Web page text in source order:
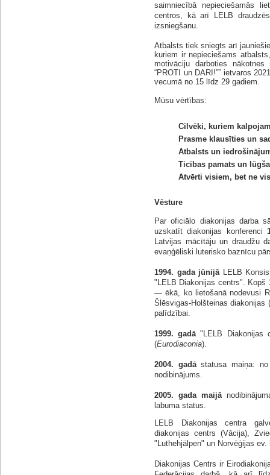
saimniecībā nepieciešamās
centros, kā arī LELB
izsniegšanu.
Atbalsts tiek sniegts arī
kuriem ir nepieciešams
motivāciju darboties
“PROTI un DARI!”” ietvaros
vecumā no 15 līdz 29 gadiem.
Mūsu vērtības:
Cilvēki, kuriem
Prasme klausīties un
Atbalsts un
Ticības pamats un
Atvērti visiem, bet ne
Vēsture
Par oficiālo diakonijas darba
uzskatīt diakonijas konferenci
Latvijas mācītāju un draudžu
evaņģēliski luterisko baznīcu
1994. gada jūnijāLELB
"LELB Diakonijas centrs". Kopš
— ēkā, ko lietošanā nodevusi
Šlēsvigas-Holšteinas
palīdzībai.
1999. gadā"LELB Diakonijas
(Eurodiaconia).
2004. gadāstatusa maiņa: no
nodibinājums.
2005. gada maijā
labuma status.
LELB Diakonijas centra
diakonijas centrs (Vācija),
"Luthehjälpen" un Norvēģijas
Diakonijas Centrs ir